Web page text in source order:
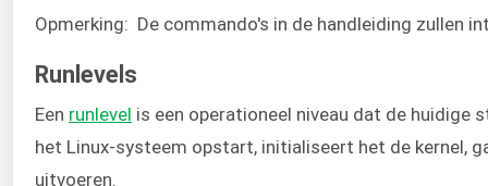
Opmerking: De commando's in de handleiding zullen
Runlevels
Een runlevel is een operationeel niveau dat de huidige
het Linux-systeem opstart, initialiseert het de kernel,
uitvoeren.